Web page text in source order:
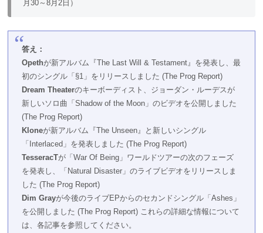
月30～8月2日）
答え：
Opethが新アルバム『The Last Will & Testament』を発表し、最
初のシングル「§1」をリリースしました​ (The Prog Report)
Dream Theaterのキーボーディスト、ジョーダン・ルーデスが
新しいソロ曲「Shadow of the Moon」のビデオを公開しました​
(The Prog Report)
Kloneが新アルバム『The Unseen』と新しいシングル
「Interlaced」を発表しました​ (The Prog Report)
TesseracTが「War Of Being」ワールドツアーの次のフェーズ
を発表し、「Natural Disaster」のライブビデオをリリースしま
した​ (The Prog Report)
Dim Grayが今後のライブEPからのセカンドシングル「Ashes」
を公開しました​ (The Prog Report) ​ これらの詳細な情報について
は、各記事を参照してください。